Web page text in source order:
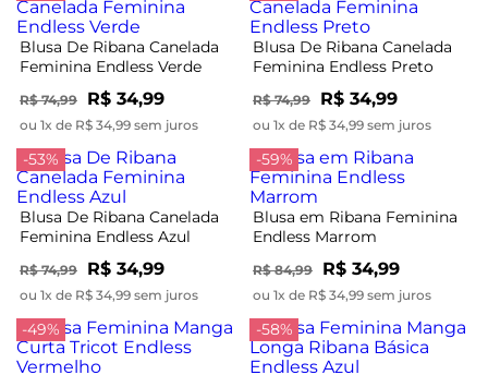
Blusa De Ribana Canelada
Feminina Endless Verde
R$ 74,99 R$ 34,99
ou 1x de R$ 34,99 sem juros
Blusa De Ribana Canelada
Feminina Endless Preto
R$ 74,99 R$ 34,99
ou 1x de R$ 34,99 sem juros
-53%
Blusa De Ribana Canelada
Feminina Endless Azul
R$ 74,99 R$ 34,99
ou 1x de R$ 34,99 sem juros
-59%
Blusa em Ribana Feminina
Endless Marrom
R$ 84,99 R$ 34,99
ou 1x de R$ 34,99 sem juros
-49% -58%